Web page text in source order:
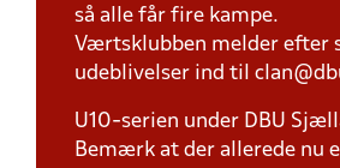
så alle får fire kampe.
Værtsklubben melder efter
udeblivelser ind til
U10-serien under DBU
Bemærk at der allerede nu